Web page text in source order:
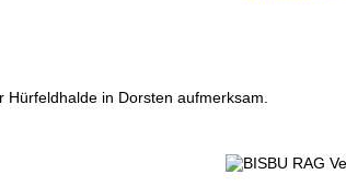
Hürfeldhalde in Dorsten aufmerksam.